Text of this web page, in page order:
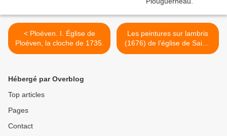
< Ploéven. I. Église de
Ploéven, la cloche de 1735.
Les peintures sur lambris
(1676) de l'église de Saint-
Divy : la Vie de saint Divy. >
Hébergé par Overblog
Top articles
Pages
Contact